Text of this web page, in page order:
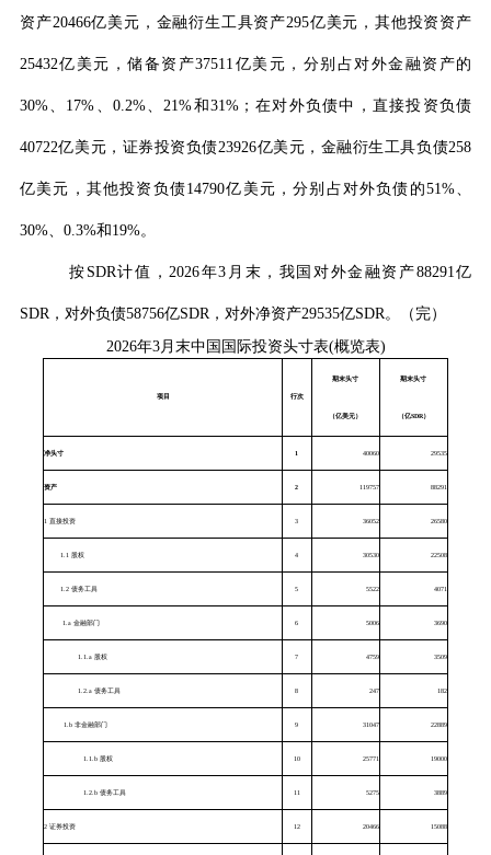
资产20466亿美元，金融衍生工具资产295亿美元，其他投资资产
25432亿美元，储备资产37511 亿美元，分别占对外金融资产的
30%、 17% 0.2%、 21%和 31%；在对外负债中，直接投资负债
40722亿美元，证券投资负债23926亿美元，金融衍生工具负债258
亿美元，其他投资负债14790亿美元，分别占对外负债的51%、
30%、 0.3%和 19%。
按 SDR计值， 2026年3 月末，我国对外金融资产88291 亿
SDR ，对外负债58756亿SDR ，对外净资产29535亿SDR 。（完）
2026年3月末中国国际投资头寸表(概览表)
项目 行次
期末头寸
（亿美元）
期末头寸
（亿SDR）
净头寸 1 40060 29535
资产 2 119757 88291
1直接投资 3 36052 26580
1.1 股权 4 30530 22508
1.2 债务工具 5 5522 4071
1.a 金融部门 6 5006 3690
1.1.a 股权 7 4759 3509
1.2.a债务工具 8 247 182
1.b 非金融部门 9 31047 22889
1.1.b 股权 10 25771 19000
1.2.b 债务工具 11 5275 3889
2证券投资 12 20466 15088